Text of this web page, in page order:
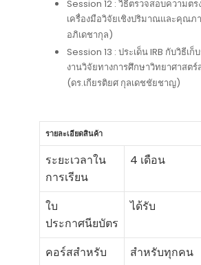
Session 12 : วิธีตรวจสอบความตร
เครื่องมือวิจัยเชิงปริมาณและคุณภ
อภิเดชากุล)
Session 13 : ประเด็น IRB กับวิธีเ
งานวิจัยทางการศึกษาวิทยาศาสต
(ดร.เกียรติยศ กุลเดชชัยชาญ)
รายละเอียดสินค้า
ระยะเวลาใน
การเรียน
4 เดือน
ใบ
ประกาศนียบัตร
ได้รับ
คอร์สสำหรับ
สำหรับทุกคน